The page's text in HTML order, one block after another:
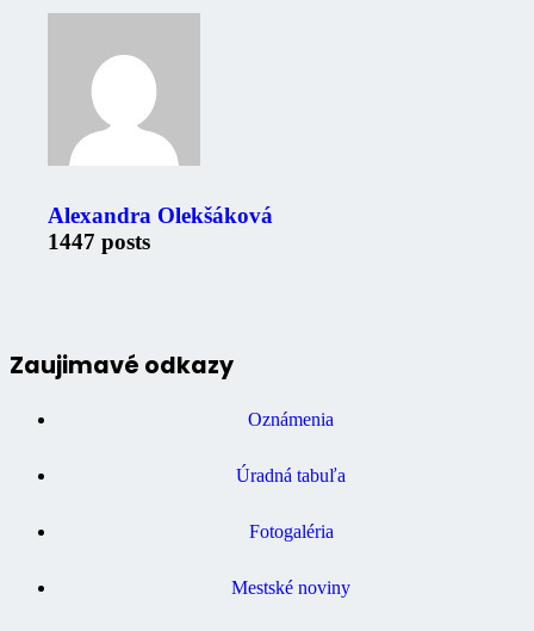
Alexandra Olekšáková
1447 posts
Zaujimavé odkazy
Oznámenia
Úradná tabuľa
Fotogaléria
Mestské noviny